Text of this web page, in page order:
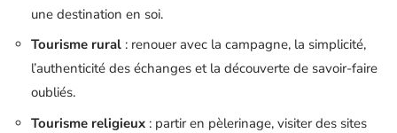
une destination en soi.
Tourisme rural : renouer avec la campagne, la simplicité,
l’authenticité des échanges et la découverte de savoir-faire
oubliés.
Tourisme religieux : partir en pèlerinage, visiter des sites